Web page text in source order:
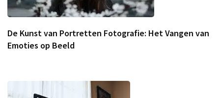
De Kunst van Portretten Fotografie: Het Vangen van
Emoties op Beeld